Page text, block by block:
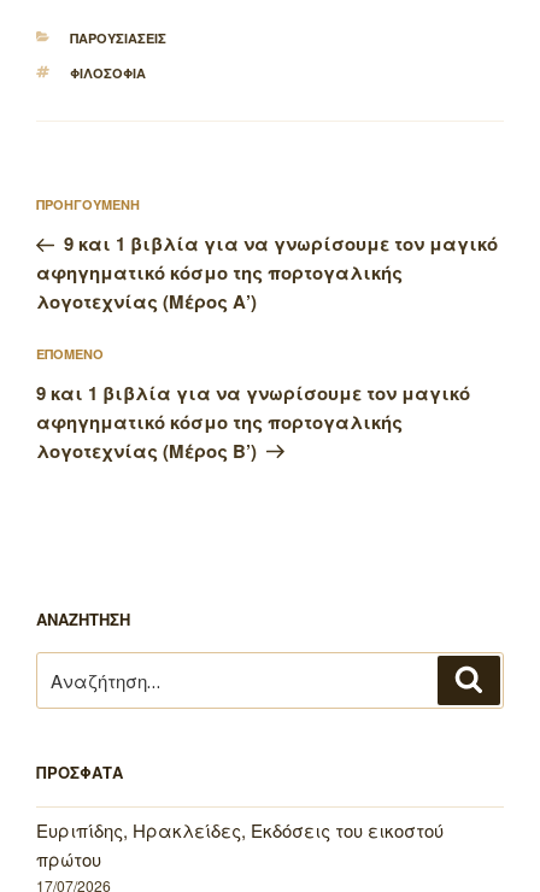
ΚΑΤΗΓΟΡΙΕΣ
ΠΑΡΟΥΣΙΑΣΕΙΣ
ΕΤΙΚΕΤΕΣ
ΦΙΛΟΣΟΦΙΑ
άρθρων
Προηγούμενο
άρθρο
ΠΡΟΗΓΟΥΜΕΝΗ
9 και 1 βιβλία για να γνωρίσουμε τον μαγικό
αφηγηματικό κόσμο της πορτογαλικής
λογοτεχνίας (Μέρος Α’)
Επόμενο
άρθρο
ΕΠΟΜΕΝΟ
9 και 1 βιβλία για να γνωρίσουμε τον μαγικό
αφηγηματικό κόσμο της πορτογαλικής
λογοτεχνίας (Μέρος Β’)
ΑΝΑΖΗΤΗΣΗ
για:
ΠΡΟΣΦΑΤΑ
Ευριπίδης, Ηρακλείδες, Εκδόσεις του εικοστού
πρώτου
17/07/2026